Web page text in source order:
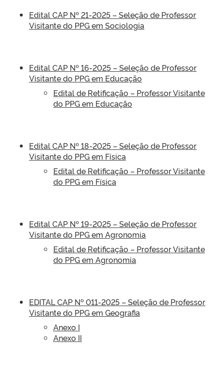
Edital CAP Nº 21-2025 – Seleção de Professor
Visitante do PPG em Sociologia
Edital CAP Nº 16-2025 – Seleção de Professor
Visitante do PPG em Educação
Edital de Retificação – Professor Visitante
do PPG em Educação
Edital CAP Nº 18-2025 – Seleção de Professor
Visitante do PPG em Física
Edital de Retificação – Professor Visitante
do PPG em Física
Edital CAP Nº 19-2025 – Seleção de Professor
Visitante do PPG em Agronomia
Edital de Retificação – Professor Visitante
do PPG em Agronomia
EDITAL CAP Nº 011-2025 – Seleção de Professor
Visitante do PPG em Geografia
Anexo I
Anexo II